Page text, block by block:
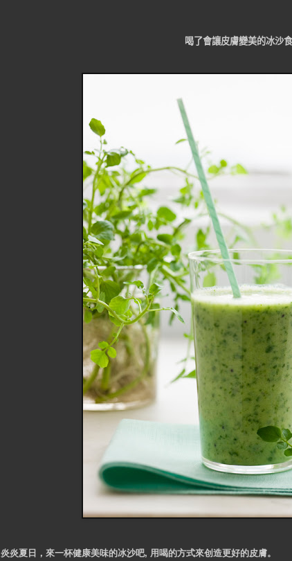
喝了會讓皮膚變美的冰沙
炎炎夏日，來一杯健康美味的冰沙吧, 用喝的方式來创造更好的皮膚。